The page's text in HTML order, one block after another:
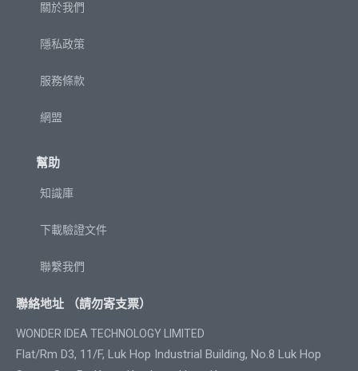
關於我們
隱私政策
服務條款
網盟
幫助
知識庫
下載驗證文件
聯繫我們
聯絡地址 （請勿寄支票）
WONDER IDEA TECHNOLOGY LIMITED
Flat/Rm D3, 11/F, Luk Hop Industrial Building, No.8 Luk Hop